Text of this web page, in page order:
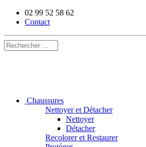
02 99 52 58 62
Contact
Chaussures
Nettoyer et Détacher
Nettoyer
Détacher
Recolorer et Restaurer